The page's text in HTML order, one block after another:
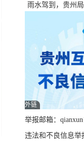
展，持续至1月19
雨水驾到，贵州
外链
举报邮箱：
违法和不良信息举